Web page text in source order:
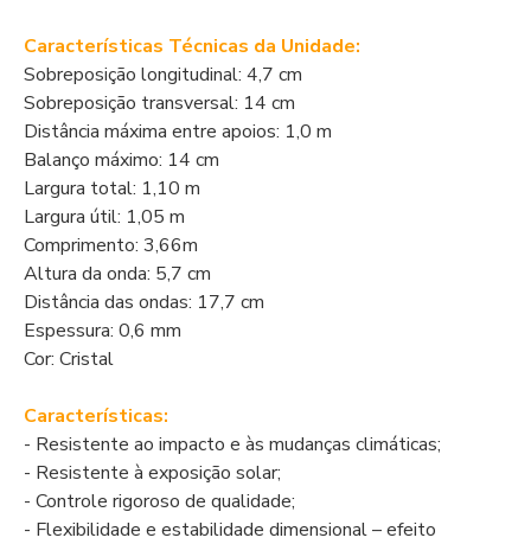
Características Técnicas da Unidade:
Sobreposição longitudinal: 4,7 cm
Sobreposição transversal: 14 cm
Distância máxima entre apoios: 1,0 m
Balanço máximo: 14 cm
Largura total: 1,10 m
Largura útil: 1,05 m
Comprimento: 3,66m
Altura da onda: 5,7 cm
Distância das ondas: 17,7 cm
Espessura: 0,6 mm
Cor: Cristal
Características:
- Resistente ao impacto e às mudanças climáticas;
- Resistente à exposição solar;
- Controle rigoroso de qualidade;
- Flexibilidade e estabilidade dimensional – efeito